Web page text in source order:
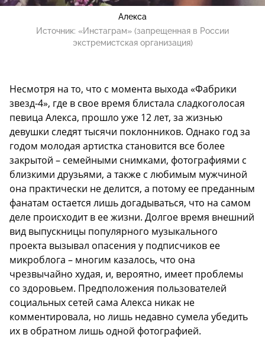
Алекса
Источник: «Инстаграм» (запрещенная в России
экстремистская организация)
Несмотря на то, что с момента выхода «Фабрики
звезд-4», где в свое время блистала сладкоголосая
певица Алекса, прошло уже 12 лет, за жизнью
девушки следят тысячи поклонников. Однако год за
годом молодая артистка становится все более
закрытой – семейными снимками, фотографиями с
близкими друзьями, а также с любимым мужчиной
она практически не делится, а потому ее преданным
фанатам остается лишь догадываться, что на самом
деле происходит в ее жизни. Долгое время внешний
вид выпускницы популярного музыкального
проекта вызывал опасения у подписчиков ее
микроблога – многим казалось, что она
чрезвычайно худая, и, вероятно, имеет проблемы
со здоровьем. Предположения пользователей
социальных сетей сама Алекса никак не
комментировала, но лишь недавно сумела убедить
их в обратном лишь одной фотографией.